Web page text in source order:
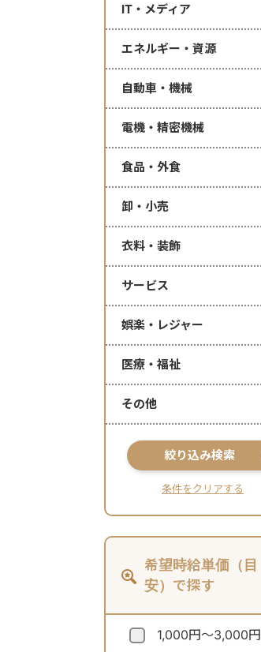
IT・メディア
エネルギー・資源
自動車・機械
電機・精密機械
食品・外食
卸・小売
衣料・装飾
サービス
娯楽・レジャー
医療・福祉
その他
絞り込み検索
条件をクリアする
希望時給単価（目
安）で探す
1,000円～3,000円